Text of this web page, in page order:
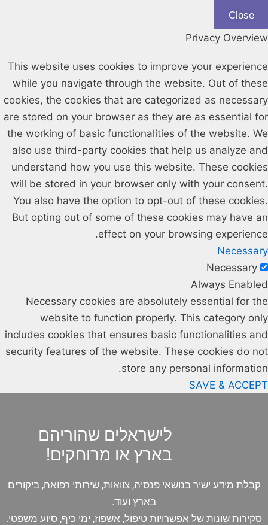
Close
Privacy Overview
This website uses cookies to improve your experience
while you navigate through the website. Out of these
cookies, the cookies that are categorized as necessary
are stored on your browser as they are as essential for
the working of basic functionalities of the website. We
also use third-party cookies that help us analyze and
understand how you use this website. These cookies
will be stored in your browser only with your consent.
You also have the option to opt-out of these cookies.
But opting out of some of these cookies may have an
effect on your browsing experience.
Necessary
Necessary
Always Enabled
Necessary cookies are absolutely essential for the
website to function properly. This category only
includes cookies that ensures basic functionalities and
security features of the website. These cookies do not
store any personal information.
SAVE & ACCEPT
לישראלים שהוריהם
בארץ או מרוחקים!
קבלת מידע ישיר בנושאי פנסיה, צוואות, שירותי רפואה, ביקורים
בארץ ועוד.
סקירות שונות של אפשרויות טיפול, אשפוז, ימי כיף, סיוע משפטי.